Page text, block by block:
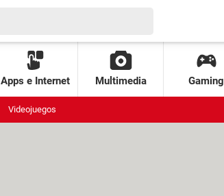
Apps e Internet Multimedia Gaming
Videojuegos